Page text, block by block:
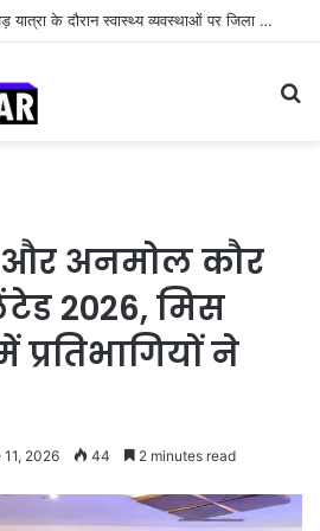
मुख्यमंत्री के निर्देशन में कांवड़ यात्रा के दौरान स्वास्थ्य व्यवस्थाओं पर जिला प्रशासन पूरी तरह सतर्क
अनमोल कौर
2026, मिस
प्रतिभागियों ने
2026 44 2 minutes read